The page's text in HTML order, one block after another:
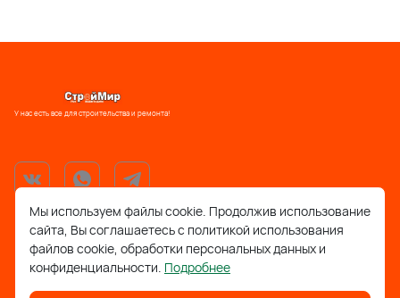
У нас есть все для строительства и ремонта!
support@stroymir48.ru
Липецкая обл., г. Грязи, ул. 30 лет Победы, 52, ТРЦ
Мы используем файлы cookie. Продолжив использование
сайта, Вы соглашаетесь с политикой использования
файлов cookie, обработки персональных данных и
конфиденциальности. Подробнее